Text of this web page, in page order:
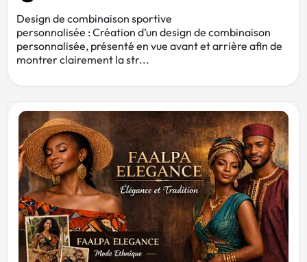
Design de combinaison sportive
personnalisée : Création d’un design de combinaison
personnalisée, présenté en vue avant et arrière afin de
montrer clairement la str...